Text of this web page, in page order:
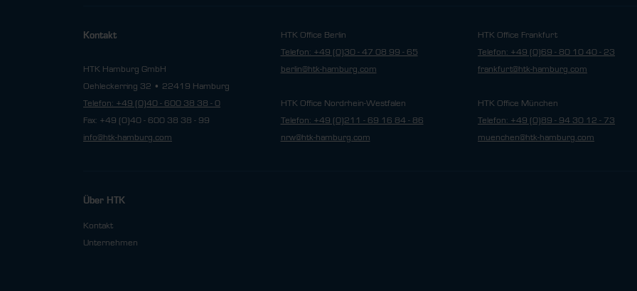
Kontakt
HTK Hamburg GmbH
Oehleckerring 32 • 22419 Hamburg
Telefon: +49 (0)40 - 600 38 38 - 0
Fax: +49 (0)40 - 600 38 38 - 99
info@htk-hamburg.com
HTK Office Berlin
Telefon: +49 (0)30 - 47 08 99 - 65
berlin@htk-hamburg.com
HTK Office Nordrhein-Westfalen
Telefon: +49 (0)211 - 69 16 84 - 86
nrw@htk-hamburg.com
HTK Office Frankfurt
Telefon: +49 (0)69 - 80 10 40 - 23
frankfurt@htk-hamburg.com
HTK Office München
Telefon: +49 (0)89 - 94 30 12 - 73
muenchen@htk-hamburg.com
Über HTK
Kontakt
Unternehmen